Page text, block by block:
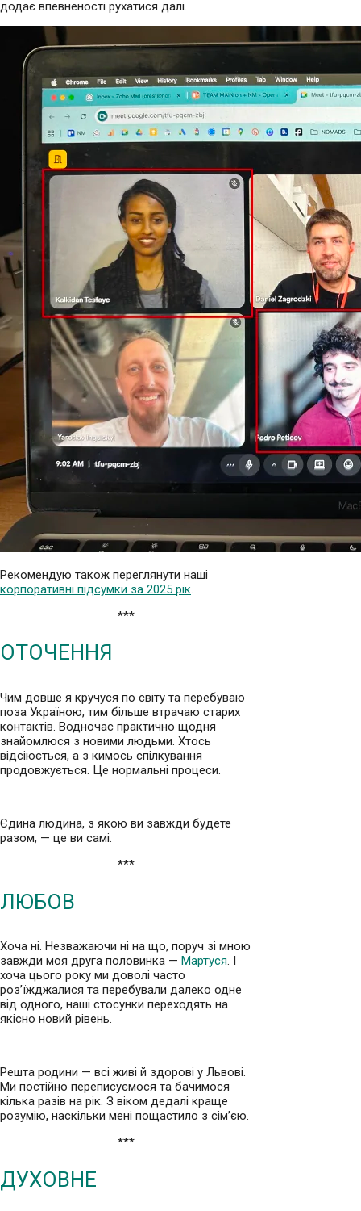
додає впевненості рухатися далі.
Рекомендую також переглянути наші
корпоративні підсумки за 2025 рік.
***
ОТОЧЕННЯ
Чим довше я кручуся по світу та перебуваю
поза Україною, тим більше втрачаю старих
контактів. Водночас практично щодня
знайомлюся з новими людьми. Хтось
відсіюється, а з кимось спілкування
продовжується. Це нормальні процеси.
Єдина людина, з якою ви завжди будете
разом, — це ви самі.
***
ЛЮБОВ
Хоча ні. Незважаючи ні на що, поруч зі мною
завжди моя друга половинка — Мартуся. І
хоча цього року ми доволі часто
роз’їжджалися та перебували далеко одне
від одного, наші стосунки переходять на
якісно новий рівень.
Решта родини — всі живі й здорові у Львові.
Ми постійно переписуємося та бачимося
кілька разів на рік. З віком дедалі краще
розумію, наскільки мені пощастило з сім’єю.
***
ДУХОВНЕ